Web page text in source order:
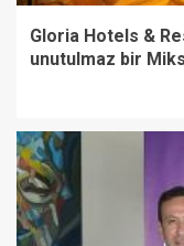
Gloria Hotels &
unutulmaz bir